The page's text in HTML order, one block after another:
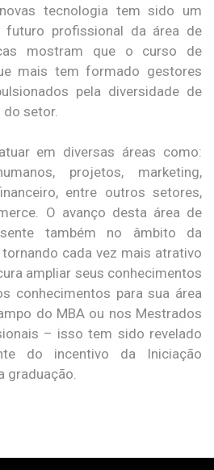
tecnologia tem sido um
profissional da área de
mostram que o curso de
mais tem formado gestores
pela diversidade de
do setor.
em diversas áreas como:
projetos, marketing,
entre outros setores,
O avanço desta área de
também no âmbito da
cada vez mais atrativo
ampliar seus conhecimentos
conhecimentos para sua área
do MBA ou nos Mestrados
– isso tem sido revelado
do incentivo da Iniciação
graduação.